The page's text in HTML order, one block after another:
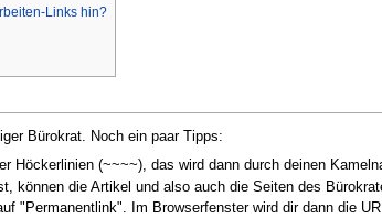
Links hin?
Bürokrat. Noch ein paar Tipps:
Höckerlinien (~~~~), das wird dann durch deinen
können die Artikel und also auch die Seiten des
"Permanentlink". Im Browserfenster wird dir dann die